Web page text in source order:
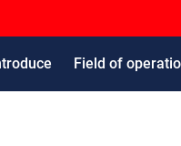
Field of